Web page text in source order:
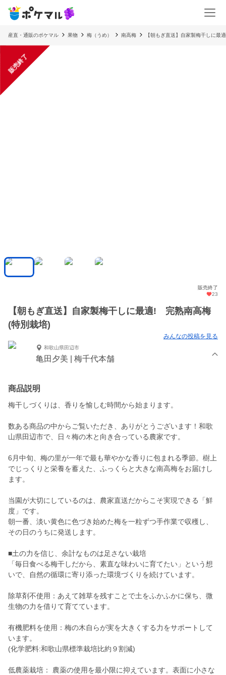
産直・通販のポケマル 果物 梅（うめ） 南高梅 【朝もぎ直送】自家製梅干しに
販売終了
販売終了
23
【朝もぎ直送】自家製梅干しに最適! 完熟南高梅
(特別栽培)
みんなの投稿を見る
和歌山県田辺市
亀田夕美 | 梅千代本舗
商品説明
梅干しづくりは、香りを愉しむ時間から始まります。
数ある商品の中からご覧いただき、ありがとうございます！和歌
山県田辺市で、日々梅の木と向き合っている農家です。
6月中旬、梅の里が一年で最も華やかな香りに包まれる季節。樹上
でじっくりと栄養を蓄えた、ふっくらと大きな南高梅をお届けし
ます。
当園が大切にしているのは、農家直送だからこそ実現できる「鮮
度」です。
朝一番、淡い黄色に色づき始めた梅を一粒ずつ手作業で収穫し、
その日のうちに発送します。
■土の力を信じ、余計なものは足さない栽培
「毎日食べる梅干しだから、素直な味わいに育てたい」という想
いで、自然の循環に寄り添った環境づくりを続けています。
除草剤不使用：あえて雑草を残すことで土をふかふかに保ち、微
生物の力を借りて育てています。
有機肥料を使用：梅の木自らが実を大きくする力をサポートして
います。
(化学肥料:和歌山県標準栽培比約９割減)
低農薬栽培： 農薬の使用を最小限に抑えています。表面に小さな